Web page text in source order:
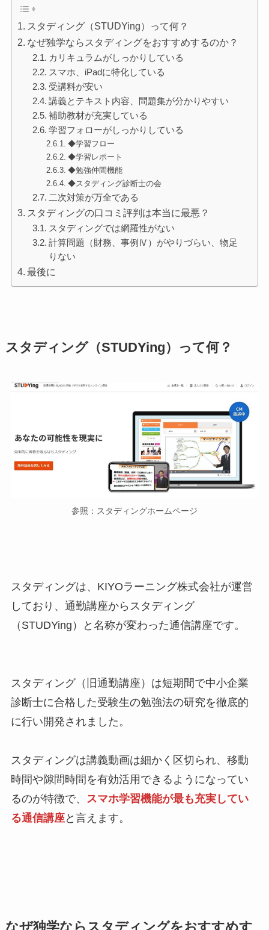
スタディング（STUDYing）って何？
なぜ独学ならスタディングをおすすめするのか？
カリキュラムがしっかりしている
スマホ、iPadに特化している
受講料が安い
講義とテキスト内容、問題集が分かりやすい
補助教材が充実している
学習フォローがしっかりしている
◆学習フロー
◆学習レポート
◆勉強仲間機能
◆スタディング診断士の会
二次対策が万全である
スタディングの口コミ評判は本当に最悪？
スタディングでは網羅性がない
計算問題（財務、事例Ⅳ）がやりづらい、物足
りない
最後に
スタディング（STUDYing）って何？
参照：スタディングホームページ
スタディングは、KIYOラーニング株式会社が運営
しており、通勤講座からスタディング
（STUDYing）と名称が変わった通信講座です。
スタディング（旧通勤講座）は短期間で中小企業
診断士に合格した受験生の勉強法の研究を徹底的
に行い開発されました。
スタディングは講義動画は細かく区切られ、移動
時間や隙間時間を有効活用できるようになってい
るのが特徴で、
スマホ学習機能が最も充実してい
る通信講座と言えます。
なぜ独学ならスタディングをおすすめす